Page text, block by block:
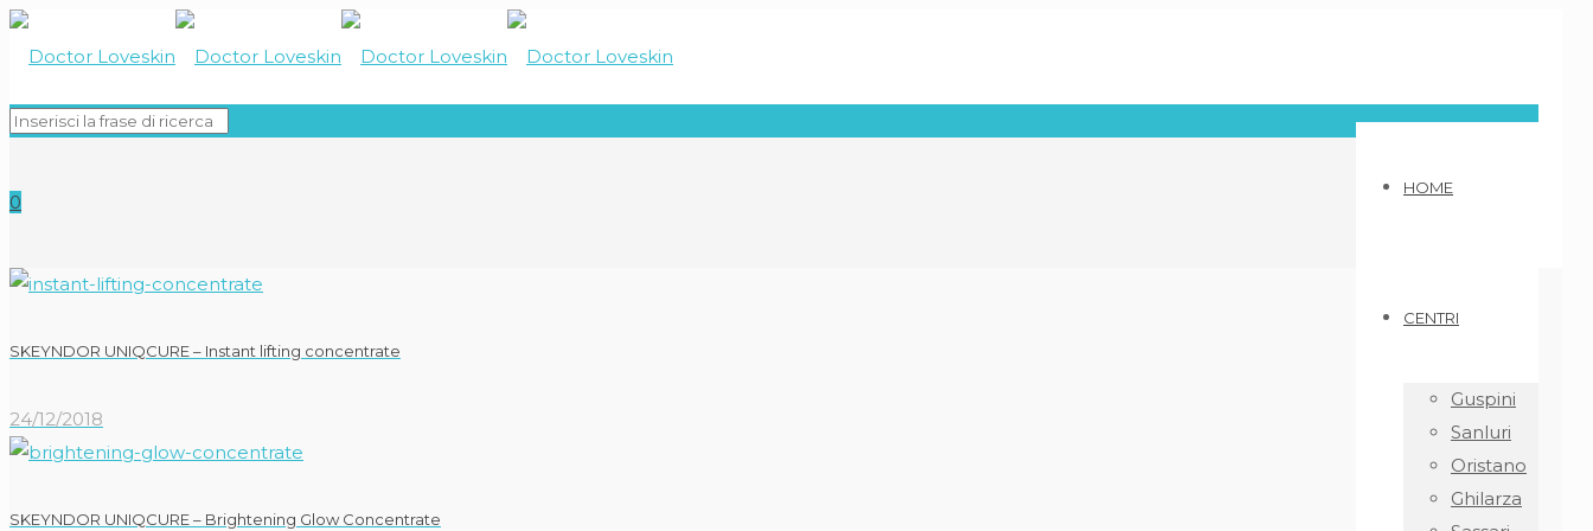
HOME
CENTRI
Guspini
Sanluri
Oristano
Ghilarza
0
SKEYNDOR UNIQCURE – Instant lifting concentrate
24/12/2018
SKEYNDOR UNIQCURE – Brightening Glow Concentrate